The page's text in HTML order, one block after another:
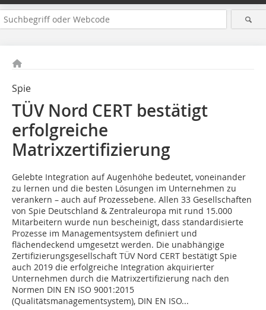
Spie
TÜV Nord CERT bestätigt
erfolgreiche
Matrixzertifizierung
Gelebte Integration auf Augenhöhe bedeutet, voneinander
zu lernen und die besten Lösungen im Unternehmen zu
verankern – auch auf Prozessebene. Allen 33 Gesellschaften
von Spie Deutschland & Zentraleuropa mit rund 15.000
Mitarbeitern wurde nun bescheinigt, dass standardisierte
Prozesse im Managementsystem definiert und
flächendeckend umgesetzt werden. Die unabhängige
Zertifizierungsgesellschaft TÜV Nord CERT bestätigt Spie
auch 2019 die erfolgreiche Integration akquirierter
Unternehmen durch die Matrixzertifizierung nach den
Normen DIN EN ISO 9001:2015
(Qualitätsmanagementsystem), DIN EN ISO...